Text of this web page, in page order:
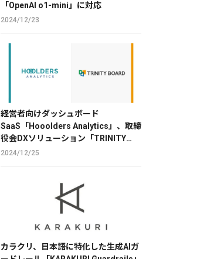
「OpenAI o1-mini」に対応
2024/12/23
経営者向けダッシュボード
SaaS「Hooolders Analytics」、取締
役会DXソリューション「TRINITY
BOARD」に株価分析機能を提供
2024/12/25
カラクリ、日本語に特化した生成AIガ